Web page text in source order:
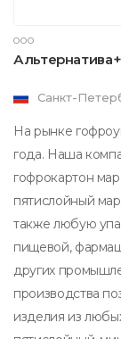
ООО
Альтернатива+
Санкт-
На рынке
года. Наша
гофрокартон
пятислойный
также любую
пищевой,
других
производства
изделия из